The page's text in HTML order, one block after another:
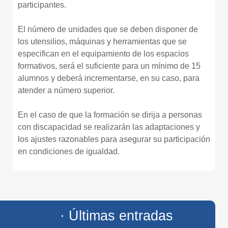
participantes.
El número de unidades que se deben disponer de
los utensilios, máquinas y herramientas que se
especifican en el equipamiento de los espacios
formativos, será el suficiente para un mínimo de 15
alumnos y deberá incrementarse, en su caso, para
atender a número superior.
En el caso de que la formación se dirija a personas
con discapacidad se realizarán las adaptaciones y
los ajustes razonables para asegurar su participación
en condiciones de igualdad.
· Últimas entradas